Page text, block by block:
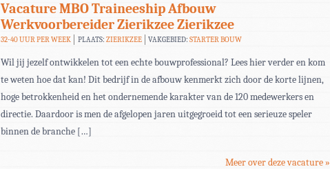
Vacature MBO Traineeship Afbouw
Werkvoorbereider Zierikzee Zierikzee
32-40 UUR PER WEEK PLAATS: ZIERIKZEE VAKGEBIED:STARTER BOUW
Wil jij jezelf ontwikkelen tot een echte bouwprofessional? Lees hier verder en kom
te weten hoe dat kan! Dit bedrijf in de afbouw kenmerkt zich door de korte lijnen,
hoge betrokkenheid en het ondernemende karakter van de 120 medewerkers en
directie. Daardoor is men de afgelopen jaren uitgegroeid tot een serieuze speler
binnen de branche […]
Meer over deze vacature »